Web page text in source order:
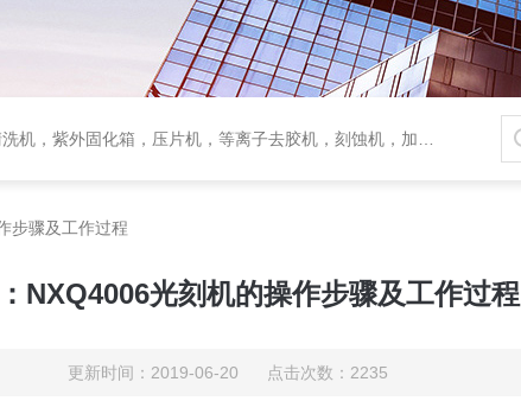
，紫外固化箱，压片机，等离子去胶机，刻蚀机，加热板
步骤及工作过程
NXQ4006光刻机的操作步骤及工作过程
更新时间：2019-06-20 点击次数：2235